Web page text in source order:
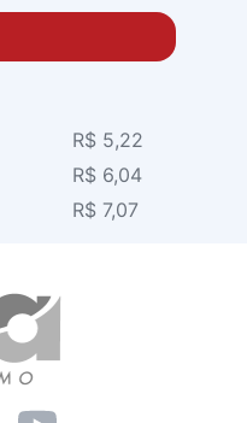
R$ 5,22
R$ 6,04
R$ 7,07